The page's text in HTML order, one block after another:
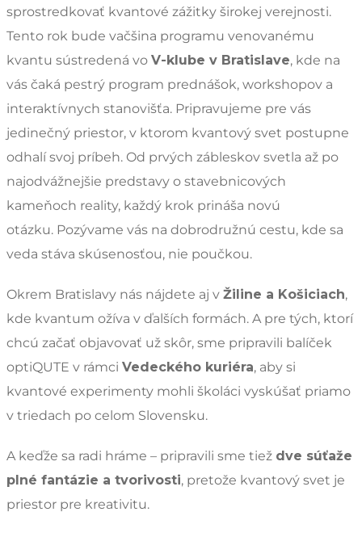
sprostredkovať kvantové zážitky širokej verejnosti.
Tento rok bude vačšina programu venovanému
kvantu sústredená vo V-klube v Bratislave, kde na
vás čaká pestrý program prednášok, workshopov a
interaktívnych stanovišťa. Pripravujeme pre vás
jedinečný priestor, v ktorom kvantový svet postupne
odhalí svoj príbeh. Od prvých zábleskov svetla až po
najodvážnejšie predstavy o stavebnicových
kameňoch reality, každý krok prináša novú
otázku. Pozývame vás na dobrodružnú cestu, kde sa
veda stáva skúsenosťou, nie poučkou.
Okrem Bratislavy nás nájdete aj v Žiline a Košiciach,
kde kvantum ožíva v ďalších formách. A pre tých, ktorí
chcú začať objavovať už skôr, sme pripravili balíček
optiQUTE v rámci Vedeckého kuriéra, aby si
kvantové experimenty mohli školáci vyskúšať priamo
v triedach po celom Slovensku.
A keďže sa radi hráme – pripravili sme tiež dve súťaže
plné fantázie a tvorivosti, pretože kvantový svet je
priestor pre kreativitu.